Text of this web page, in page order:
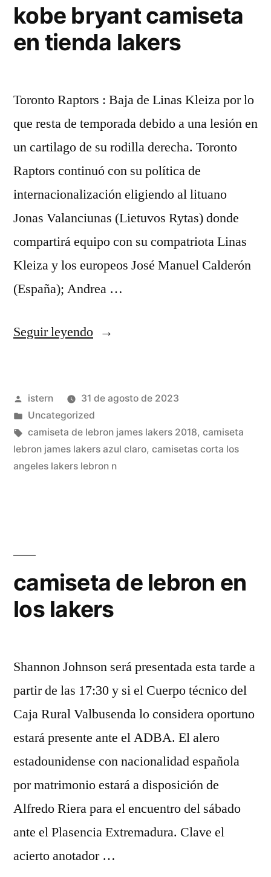
kobe bryant camiseta
en tienda lakers
Toronto Raptors : Baja de Linas Kleiza por lo
que resta de temporada debido a una lesión en
un cartilago de su rodilla derecha. Toronto
Raptors continuó con su política de
internacionalización eligiendo al lituano
Jonas Valanciunas (Lietuvos Rytas) donde
compartirá equipo con su compatriota Linas
Kleiza y los europeos José Manuel Calderón
(España); Andrea …
Seguir leyendo«kobe
en
tienda
lakers»
Publicado
por
istern
31 de agosto de 2023
Publicado
en
Uncategorized
Etiquetas:
camiseta de lebron james lakers 2018, camiseta
lebron james lakers azul claro, camisetas corta los
angeles lakers lebron n
camiseta de lebron en
los lakers
Shannon Johnson será presentada esta tarde a
partir de las 17:30 y si el Cuerpo técnico del
Caja Rural Valbusenda lo considera oportuno
estará presente ante el ADBA. El alero
estadounidense con nacionalidad española
por matrimonio estará a disposición de
Alfredo Riera para el encuentro del sábado
ante el Plasencia Extremadura. Clave el
acierto anotador …